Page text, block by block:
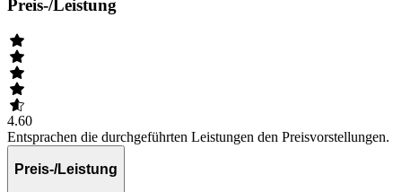
Preis-/Leistung
4.60
Entsprachen die durchgeführten Leistungen den Preisvorstellungen.
Preis-/Leistung